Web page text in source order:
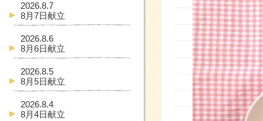
2026.8.7
8月7日献立
2026.8.6
8月6日献立
2026.8.5
8月5日献立
2026.8.4
8月4日献立